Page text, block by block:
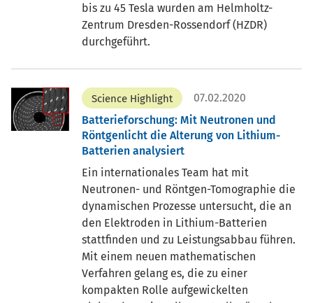
bis zu 45 Tesla wurden am Helmholtz-
Zentrum Dresden-Rossendorf (HZDR)
durchgeführt.
Science Highlight
07.02.2020
Batterieforschung: Mit Neutronen und
Röntgenlicht die Alterung von Lithium-
Batterien analysiert
Ein internationales Team hat mit
Neutronen- und Röntgen-Tomographie die
dynamischen Prozesse untersucht, die an
den Elektroden in Lithium-Batterien
stattfinden und zu Leistungsabbau führen.
Mit einem neuen mathematischen
Verfahren gelang es, die zu einer
kompakten Rolle aufgewickelten